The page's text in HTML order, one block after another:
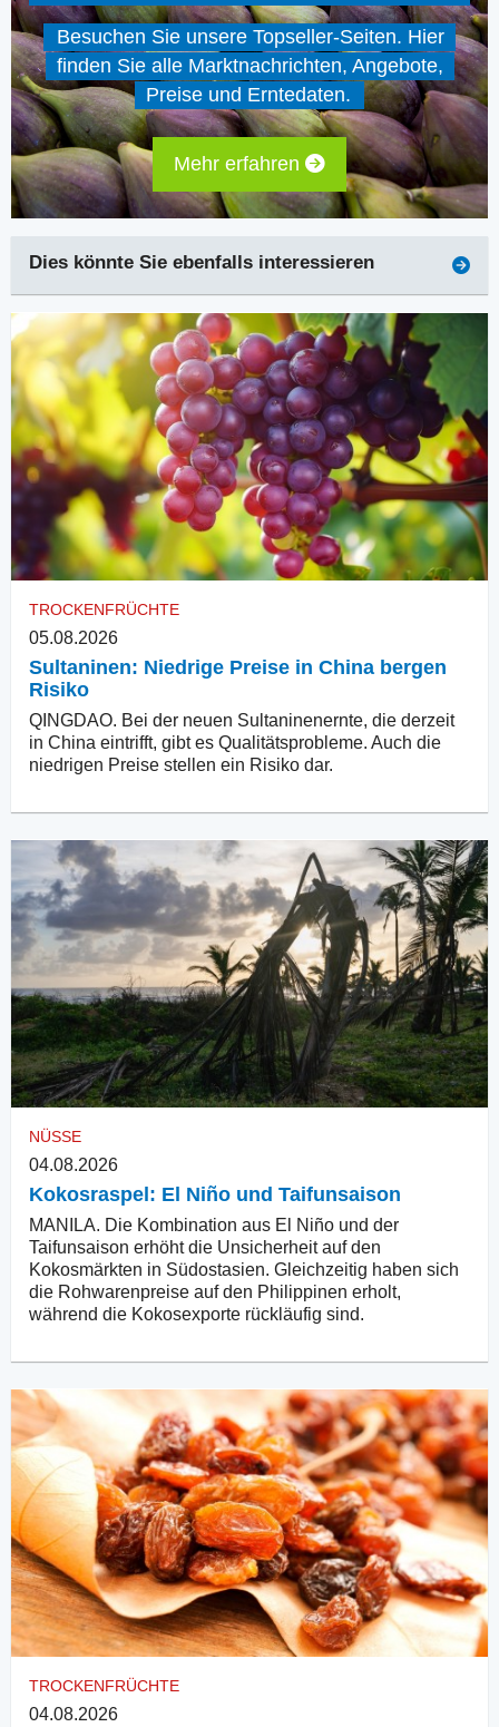
Besuchen Sie unsere Topseller-Seiten. Hier
finden Sie alle Marktnachrichten, Angebote,
Preise und Erntedaten.
Mehr erfahren
Dies könnte Sie ebenfalls interessieren
TROCKENFRÜCHTE
05.08.2026
Sultaninen: Niedrige Preise in China bergen
Risiko
QINGDAO. Bei der neuen Sultaninenernte, die derzeit
in China eintrifft, gibt es Qualitätsprobleme. Auch die
niedrigen Preise stellen ein Risiko dar.
NÜSSE
04.08.2026
Kokosraspel: El Niño und Taifunsaison
MANILA. Die Kombination aus El Niño und der
Taifunsaison erhöht die Unsicherheit auf den
Kokosmärkten in Südostasien. Gleichzeitig haben sich
die Rohwarenpreise auf den Philippinen erholt,
während die Kokosexporte rückläufig sind.
TROCKENFRÜCHTE
04.08.2026